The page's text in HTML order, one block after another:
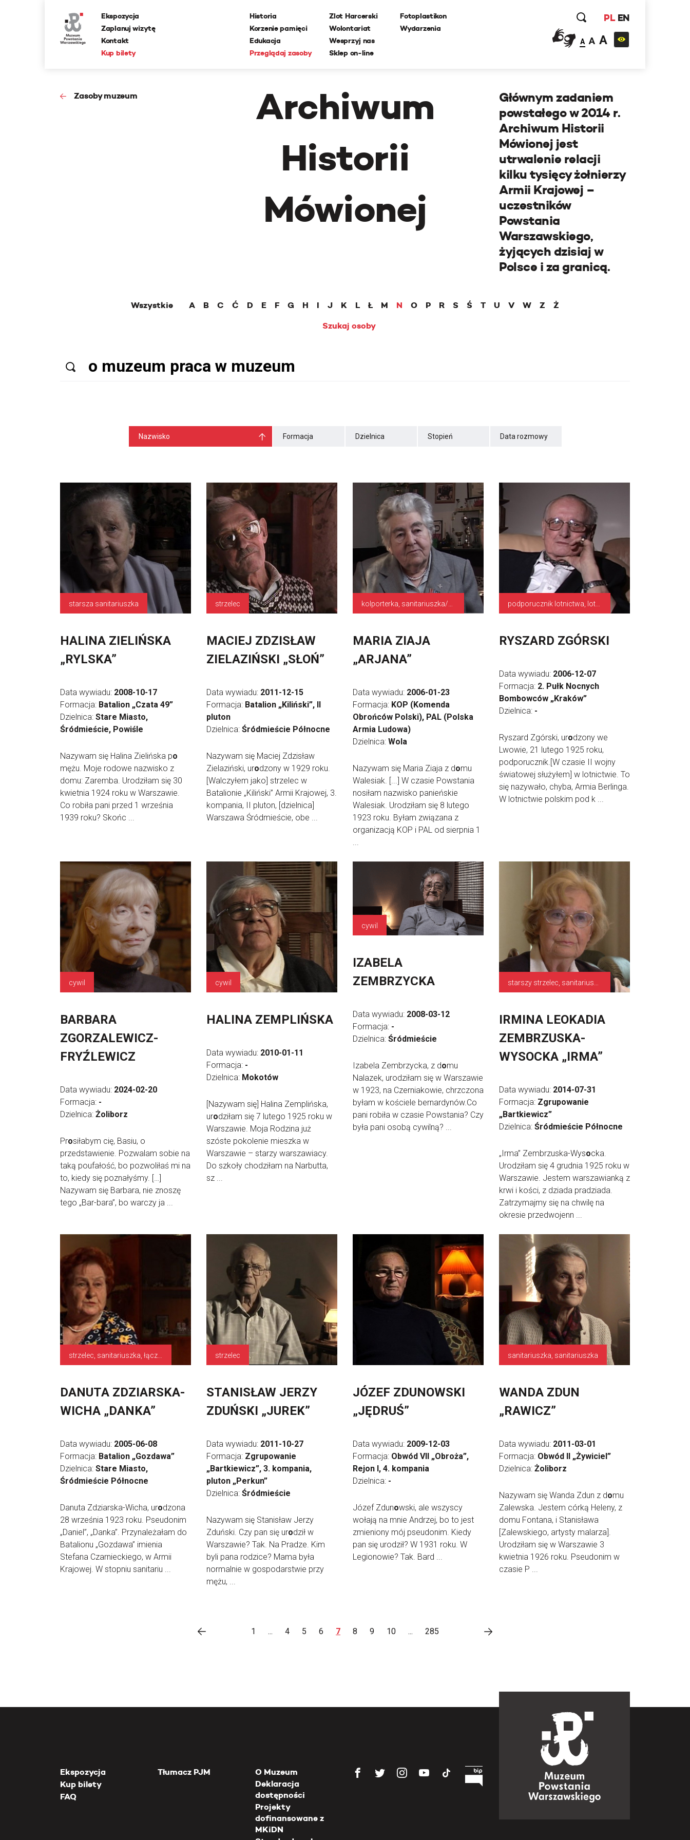
Ekspozycja
Zaplanuj wizytę
Kontakt
Kup bilety
Historia
Korzenie pamięci
Edukacja
Przeglądaj zasoby
Zlot Harcerski
Wolontariat
Wesprzyj nas
Sklep on-line
Fotoplastikon
Wydarzenia
PL EN
A A A
Zasoby muzeum
Archiwum
Historii
Mówionej
Głównym zadaniem
powstałego w 2014 r.
Archiwum Historii
Mówionej jest
utrwalenie relacji
kilku tysięcy żołnierzy
Armii Krajowej –
uczestników
Powstania
Warszawskiego,
żyjących dzisiaj w
Polsce i za granicą.
Wszystkie A B C Ć D E F G H I J K L Ł M N O P R S Ś T U V W Z
Ż
Szukaj osoby
Nazwisko Formacja Dzielnica Stopień Data rozmowy
starsza sanitariuszka
HALINA ZIELIŃSKA
„RYLSKA”
Data wywiadu: 2008-10-17
Formacja: Batalion „Czata 49”
Dzielnica: Stare Miasto,
Śródmieście, Powiśle
Nazywam się Halina Zielińska po
mężu. Moje rodowe nazwisko z
domu: Zaremba. Urodziłam się 30
kwietnia 1924 roku w Warszawie.
Co robiła pani przed 1 września
1939 roku? Skońc ...
strzelec
MACIEJ ZDZISŁAW
ZIELAZIŃSKI „SŁOŃ”
Data wywiadu: 2011-12-15
Formacja: Batalion „Kiliński”, II
pluton
Dzielnica: Śródmieście Północne
Nazywam się Maciej Zdzisław
Zielaziński, urodzony w 1929 roku.
[Walczyłem jako] strzelec w
Batalionie „Kiliński” Armii Krajowej, 3.
kompania, II pluton, [dzielnica]
Warszawa Śródmieście, obe ...
MARIA ZIAJA
„ARJANA”
Data wywiadu: 2006-01-23
Formacja: KOP (Komenda
Obrońców Polski), PAL (Polska
Armia Ludowa)
Dzielnica: Wola
Nazywam się Maria Ziaja z domu
Walesiak. [...] W czasie Powstania
nosiłam nazwisko panieńskie
Walesiak. Urodziłam się 8 lutego
1923 roku. Byłam związana z
organizacją KOP i PAL od sierpnia 1
...
RYSZARD ZGÓRSKI
Data wywiadu: 2006-12-07
Formacja: 2. Pułk Nocnych
Bombowców „Kraków”
Dzielnica: -
Ryszard Zgórski, urodzony we
Lwowie, 21 lutego 1925 roku,
podporucznik.[W czasie II wojny
światowej służyłem] w lotnictwie. To
się nazywało, chyba, Armia Berlinga.
W lotnictwie polskim pod k ...
cywil
BARBARA
ZGORZALEWICZ-
FRYŹLEWICZ
Data wywiadu: 2024-02-20
Formacja: -
Dzielnica: Żoliborz
Prosiłabym cię, Basiu, o
przedstawienie. Pozwalam sobie na
taką poufałość, bo pozwoliłaś mi na
to, kiedy się poznałyśmy. […]
Nazywam się Barbara, nie znoszę
tego „Bar-bara”, bo warczy ja ...
cywil
HALINA ZEMPLIŃSKA
Data wywiadu: 2010-01-11
Formacja: -
Dzielnica: Mokotów
[Nazywam się] Halina Zemplińska,
urodziłam się 7 lutego 1925 roku w
Warszawie. Moja Rodzina już
szóste pokolenie mieszka w
Warszawie – starzy warszawiacy.
Do szkoły chodziłam na Narbutta,
sz ...
cywil
IZABELA
ZEMBRZYCKA
Data wywiadu: 2008-03-12
Formacja: -
Dzielnica: Śródmieście
Izabela Zembrzycka, z domu
Nalazek, urodziłam się w Warszawie
w 1923, na Czerniakowie, chrzczona
byłam w kościele bernardynów.Co
pani robiła w czasie Powstania? Czy
była pani osobą cywilną? ...
IRMINA LEOKADIA
ZEMBRZUSKA-
WYSOCKA „IRMA”
Data wywiadu: 2014-07-31
Formacja: Zgrupowanie
„Bartkiewicz”
Dzielnica: Śródmieście Północne
„Irma” Zembrzuska-Wysocka.
Urodziłam się 4 grudnia 1925 roku w
Warszawie. Jestem warszawianką z
krwi i kości, z dziada pradziada.
Zatrzymajmy się na chwilę na
okresie przedwojenn ...
DANUTA ZDZIARSKA-
WICHA „DANKA”
Data wywiadu: 2005-06-08
Formacja: Batalion „Gozdawa”
Dzielnica: Stare Miasto,
Śródmieście Północne
Danuta Zdziarska-Wicha, urodzona
28 września 1923 roku. Pseudonim
„Daniel”, „Danka”. Przynależałam do
Batalionu „Gozdawa” imienia
Stefana Czarnieckiego, w Armii
Krajowej. W stopniu sanitariu ...
strzelec
STANISŁAW JERZY
ZDUŃSKI „JUREK”
Data wywiadu: 2011-10-27
Formacja: Zgrupowanie
„Bartkiewicz”, 3. kompania,
pluton „Perkun”
Dzielnica: Śródmieście
Nazywam się Stanisław Jerzy
Zduński. Czy pan się urodził w
Warszawie? Tak. Na Pradze. Kim
byli pana rodzice? Mama była
normalnie w gospodarstwie przy
mężu, ...
JÓZEF ZDUNOWSKI
„JĘDRUŚ”
Data wywiadu: 2009-12-03
Formacja: Obwód VII „Obroża”,
Rejon I, 4. kompania
Dzielnica: -
Józef Zdunowski, ale wszyscy
wołają na mnie Andrzej, bo to jest
zmieniony mój pseudonim. Kiedy
pan się urodził? W 1931 roku. W
Legionowie? Tak. Bard ...
sanitariuszka, sanitariuszka
WANDA ZDUN
„RAWICZ”
Data wywiadu: 2011-03-01
Formacja: Obwód II „Żywiciel”
Dzielnica: Żoliborz
Nazywam się Wanda Zdun z domu
Zalewska. Jestem córką Heleny, z
domu Fontana, i Stanisława
[Zalewskiego, artysty malarza].
Urodziłam się w Warszawie 3
kwietnia 1926 roku. Pseudonim w
czasie P ...
1 ... 4 5 6 7 8 9 10 ... 285
Ekspozycja
Kup bilety
FAQ
Tłumacz PJM
O Muzeum
Deklaracja
dostępności
Projekty
dofinansowane z
MKiDN